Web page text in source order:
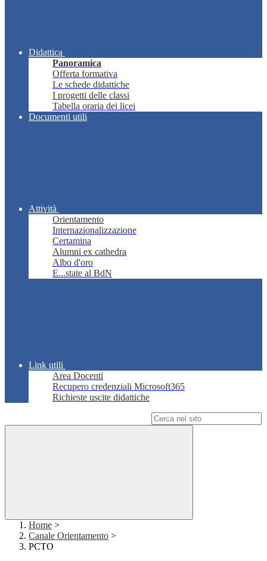
Didattica
Panoramica
Offerta formativa
Le schede didattiche
I progetti delle classi
Tabella oraria dei licei
Documenti utili
Attività
Orientamento
Internazionalizzazione
Certamina
Alumni ex cathedra
Albo d'oro
E...state al BdN
Link utili
Area Docenti
Recupero credenziali Microsoft365
Richieste uscite didattiche
Home >
Canale Orientamento >
PCTO